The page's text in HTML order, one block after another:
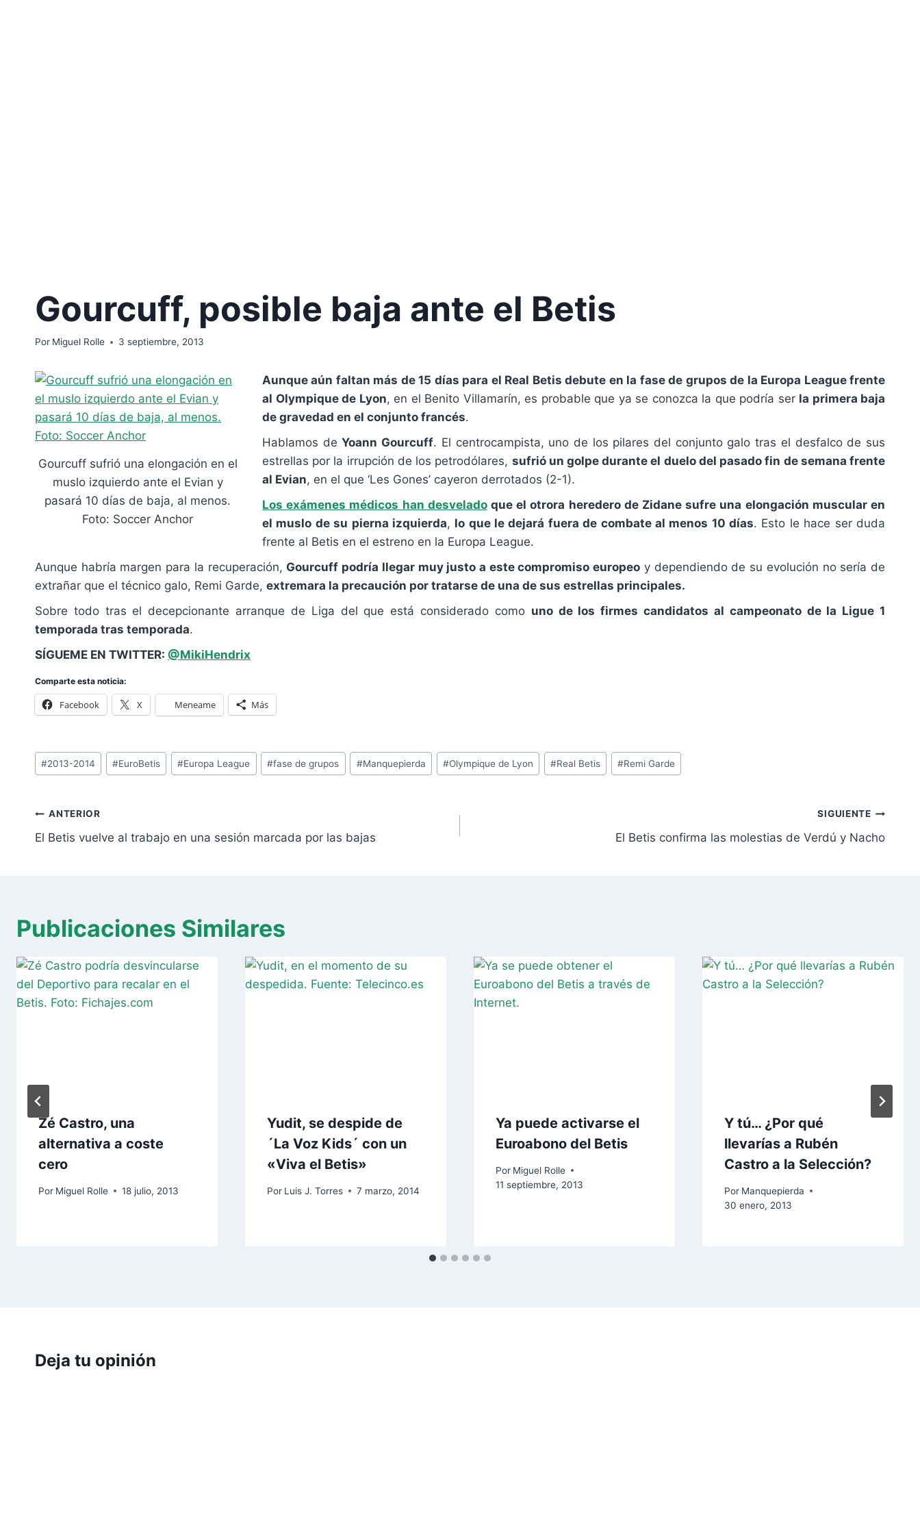
Gourcuff, posible baja ante el Betis
Por Miguel Rolle 3 septiembre, 2013
Gourcuff sufrió una elongación en el
muslo izquierdo ante el Evian y
pasará 10 días de baja, al menos.
Foto: Soccer Anchor
Aunque aún faltan más de 15 días para el Real Betis debute en la fase de grupos de la Europa League frente
al Olympique de Lyon, en el Benito Villamarín, es probable que ya se conozca la que podría ser la primera baja
de gravedad en el conjunto francés.
Hablamos deYoann Gourcuff. El centrocampista, uno de los pilares del conjunto galo tras el desfalco de sus
estrellas por la irrupción de los petrodólares, sufrió un golpe durante el duelo del pasado fin de semana frente
al Evian, en el que ‘Les Gones’ cayeron derrotados (2-1).
Los exámenes médicos han desveladoque el otrora heredero de Zidane sufre una elongación muscular en
el muslo de su pierna izquierda, lo que le dejará fuera de combate al menos 10 días. Esto le hace ser duda
frente al Betis en el estreno en la Europa League.
Aunque habría margen para la recuperación, Gourcuff podría llegar muy justo a este compromiso europeo y dependiendo de su evolución no sería de
extrañar que el técnico galo, Remi Garde, extremara la precaución por tratarse de una de sus estrellas principales.
Sobre todo tras el decepcionante arranque de Liga del que está considerado como uno de los firmes candidatos al campeonato de la Ligue 1
temporada tras temporada.
SÍGUEME EN TWITTER: @MikiHendrix
Comparte esta noticia:
Facebook X Meneame Más
Etiquetas
de
entrada:
#2013-2014 #EuroBetis #Europa League #fase de grupos #Manquepierda #Olympique de Lyon #Real Betis #Remi Garde
Navegación
de
ANTERIOR
El Betis vuelve al trabajo en una sesión marcada por las bajas
SIGUIENTE
El Betis confirma las molestias de Verdú y Nacho
Publicaciones Similares
Zé Castro, una
alternativa a coste
cero
Por Miguel Rolle 18 julio, 2013
Yudit, se despide de
´La Voz Kids´ con un
«Viva el Betis»
Por Luis J. Torres 7 marzo, 2014
Ya puede activarse el
Euroabono del Betis
Por Miguel Rolle
11 septiembre, 2013
Y tú… ¿Por qué
llevarías a Rubén
Castro a la Selección?
Por Manquepierda
30 enero, 2013
Deja tu opinión